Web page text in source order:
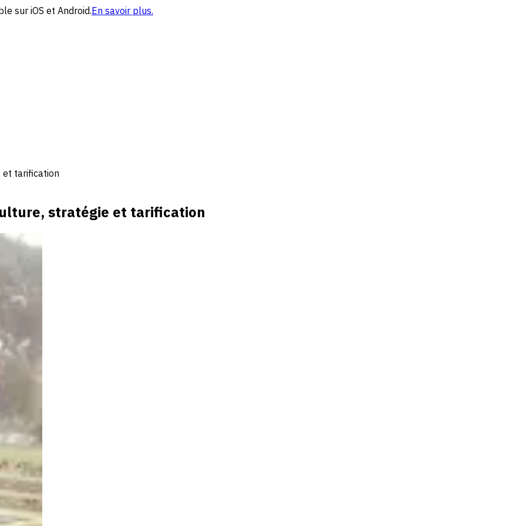
sur iOS et Android.En savoir plus.
et tarification
stratégie et tarification